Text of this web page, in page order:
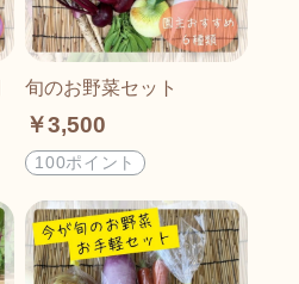
旬のお野菜セット
￥3,500
100ポイント